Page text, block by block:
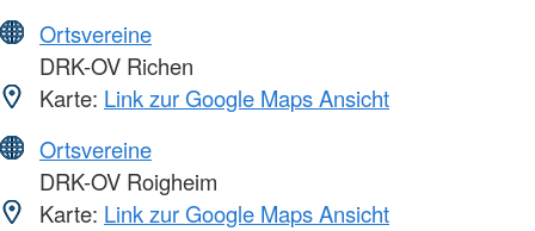
Ortsvereine
DRK-OV Richen
Karte: Link zur Google Maps Ansicht
Ortsvereine
DRK-OV Roigheim
Karte: Link zur Google Maps Ansicht